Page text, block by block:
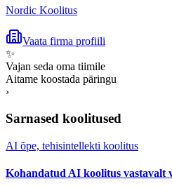
Nordic Koolitus
Vaata firma profiili
✨
Vajan seda oma tiimile
Aitame koostada päringu
›
Sarnased koolitused
AI õpe, tehisintellekti koolitus
Kohandatud AI koolitus vastavalt